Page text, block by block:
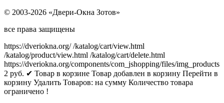
© 2003-2026 «Двери-Окна Зотов»
все права защищены
https://dveriokna.org/ /katalog/cart/view.html
/katalog/product/view.html /katalog/cart/delete.html
https://dveriokna.org/components/com_jshopping/files/img_products
2 руб. ✔ Товар в корзине Товар добавлен в корзину Перейти в
корзину Удалить Товаров: на сумму Количество товара
ограничено !